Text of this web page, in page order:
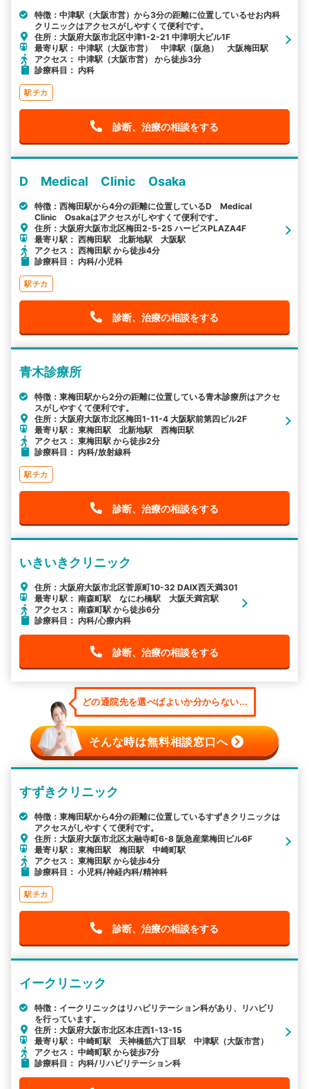
特徴：中津駅（大阪市営）から3分の距離に位置しているせお内科
クリニックはアクセスがしやすくて便利です。
住所：大阪府大阪市北区中津1-2-21 中津明大ビル1F
最寄り駅： 中津駅（大阪市営） 中津駅（阪急） 大阪梅田駅
アクセス： 中津駅（大阪市営） から徒歩3分
診療科目： 内科
駅チカ
診断、治療の相談をする
D Medical Clinic Osaka
特徴：西梅田駅から4分の距離に位置しているD Medical
Clinic Osakaはアクセスがしやすくて便利です。
住所：大阪府大阪市北区梅田2-5-25 ハービスPLAZA4F
最寄り駅： 西梅田駅 北新地駅 大阪駅
アクセス： 西梅田駅 から徒歩4分
診療科目： 内科/小児科
駅チカ
診断、治療の相談をする
青木診療所
特徴：東梅田駅から2分の距離に位置している青木診療所はアクセ
スがしやすくて便利です。
住所：大阪府大阪市北区梅田1-11-4 大阪駅前第四ビル2F
最寄り駅： 東梅田駅 北新地駅 西梅田駅
アクセス： 東梅田駅 から徒歩2分
診療科目： 内科/放射線科
駅チカ
診断、治療の相談をする
いきいきクリニック
住所：大阪府大阪市北区菅原町10-32 DAIX西天満301
最寄り駅： 南森町駅 なにわ橋駅 大阪天満宮駅
アクセス： 南森町駅 から徒歩6分
診療科目： 内科/心療内科
診断、治療の相談をする
どの通院先を選べばよいか分からない...
そんな時は無料相談窓口へ
すずきクリニック
特徴：東梅田駅から4分の距離に位置しているすずきクリニックは
アクセスがしやすくて便利です。
住所：大阪府大阪市北区太融寺町6-8 阪急産業梅田ビル6F
最寄り駅： 東梅田駅 梅田駅 中崎町駅
アクセス： 東梅田駅 から徒歩4分
診療科目： 小児科/神経内科/精神科
駅チカ
診断、治療の相談をする
イークリニック
特徴：イークリニックはリハビリテーション科があり、リハビリ
を行っています。
住所：大阪府大阪市北区本庄西1-13-15
最寄り駅： 中崎町駅 天神橋筋六丁目駅 中津駅（大阪市営）
アクセス： 中崎町駅 から徒歩7分
診療科目： 内科/リハビリテーション科